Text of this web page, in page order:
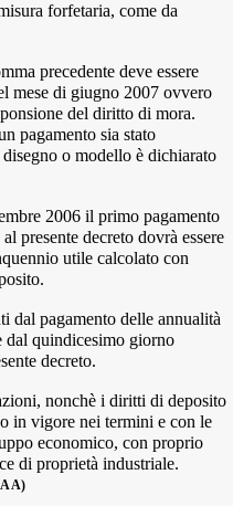
forfetaria, come da
precedente deve essere
mese di giugno 2007 ovvero
del diritto di mora.
pagamento sia stato
o modello è dichiarato
2006 il primo pagamento
presente decreto dovrà essere
utile calcolato con
pagamento delle annualità
dal quindicesimo giorno
decreto.
nonchè i diritti di deposito
in vigore nei termini e con le
economico, con proprio
di proprietà industriale.
A)